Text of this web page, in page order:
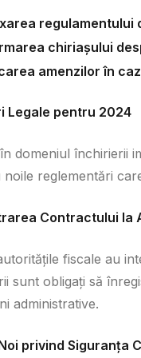
regulamentului
chiriașului
amenzilor în
Legale pentru 2024
domeniul închirierii
reglementări
Contractului la
fiscale au
sunt obligați să
administrative.
privind Siguranța